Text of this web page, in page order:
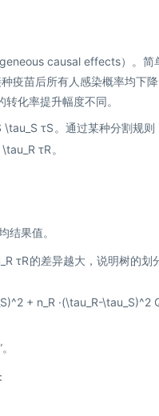
causal effects）。简
疫苗后所有人感染概率均下
化率提升幅度不同。
\tau_S τS 。通过某种分割规
\tau_RτR 。
结果值。
τR的差异越大，说明树的划
+ n_R ·(\tau_R-\tau_S)^2